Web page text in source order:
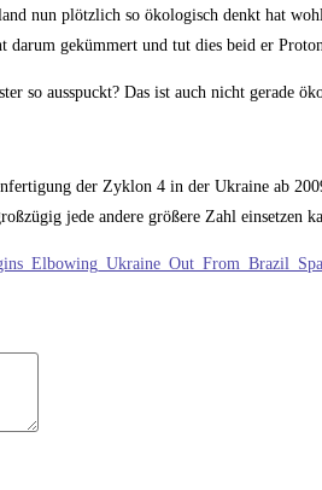
nun plötzlich so ökologisch denkt hat
darum gekümmert und tut dies beid er
so ausspuckt? Das ist auch nicht gerade
der Zyklon 4 in der Ukraine ab
jede andere größere Zahl einsetzen